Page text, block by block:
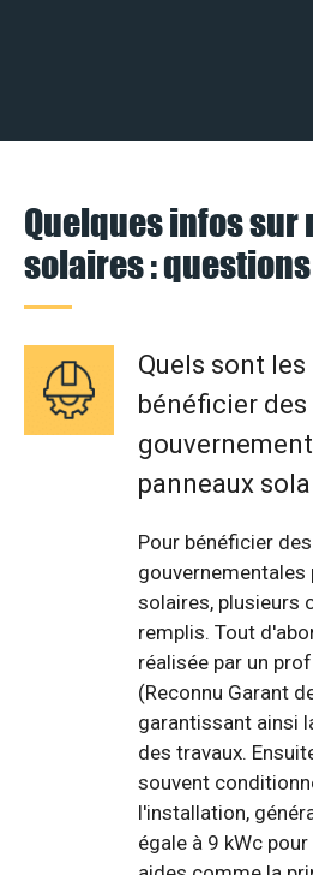
Quelques infos
solaires :
Quels sont
bénéficier
panneaux
Pour bénéficier
gouvernementales
solaires, plusieurs
remplis. Tout
réalisée par un
(Reconnu Garant
garantissant ainsi
des travaux.
souvent
l'installation,
égale à 9 kWc